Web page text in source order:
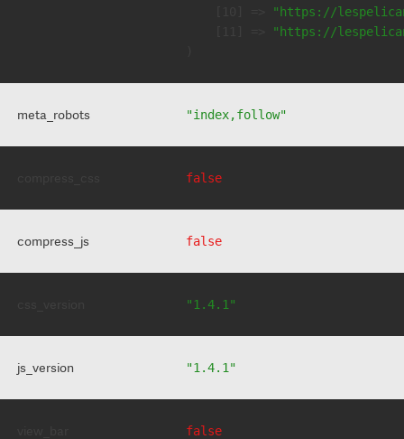
"https://
"https://
meta_robots "index,follow"
false
compress_js false
"1.4.1"
js_version "1.4.1"
false